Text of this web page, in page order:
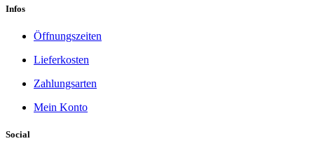
Infos
Öffnungszeiten
Lieferkosten
Zahlungsarten
Mein Konto
Social